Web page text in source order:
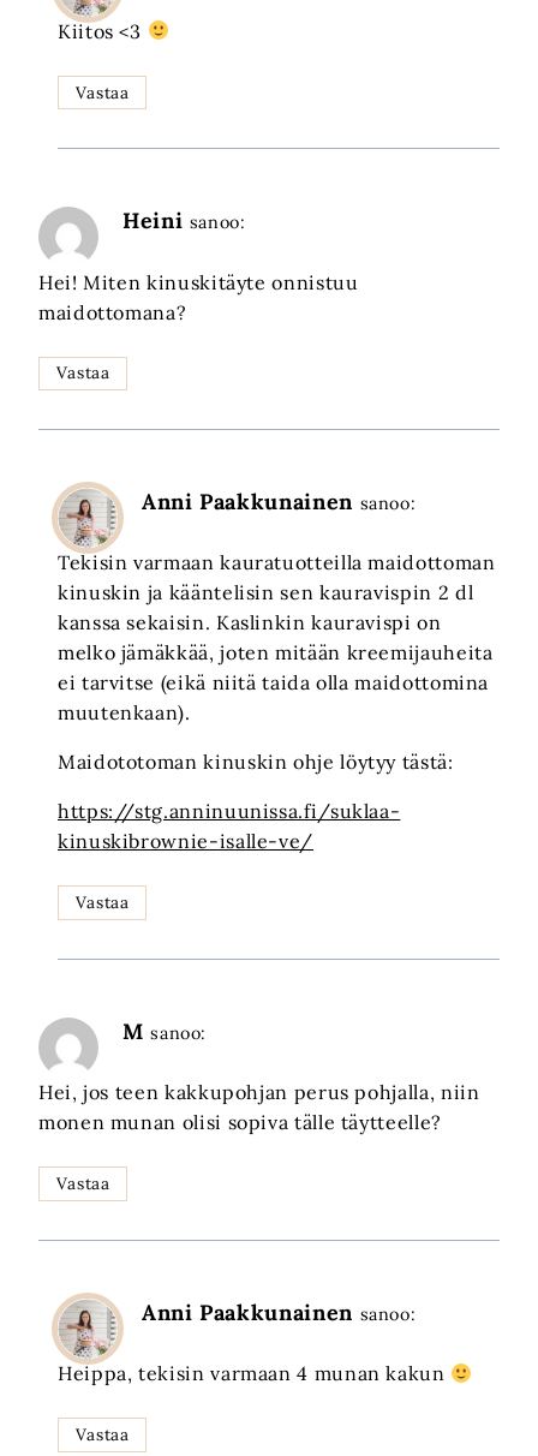
Kiitos <3
Vastaa
Heini sanoo:
Hei! Miten kinuskitäyte onnistuu
maidottomana?
Vastaa
Anni Paakkunainen sanoo:
Tekisin varmaan kauratuotteilla maidottoman
kinuskin ja kääntelisin sen kauravispin 2 dl
kanssa sekaisin. Kaslinkin kauravispi on
melko jämäkkää, joten mitään kreemijauheita
ei tarvitse (eikä niitä taida olla maidottomina
muutenkaan).
Maidototoman kinuskin ohje löytyy tästä:
https://stg.anninuunissa.fi/suklaa-
kinuskibrownie-isalle-ve/
Vastaa
M sanoo:
Hei, jos teen kakkupohjan perus pohjalla, niin
monen munan olisi sopiva tälle täytteelle?
Vastaa
Anni Paakkunainen sanoo:
Heippa, tekisin varmaan 4 munan kakun
Vastaa